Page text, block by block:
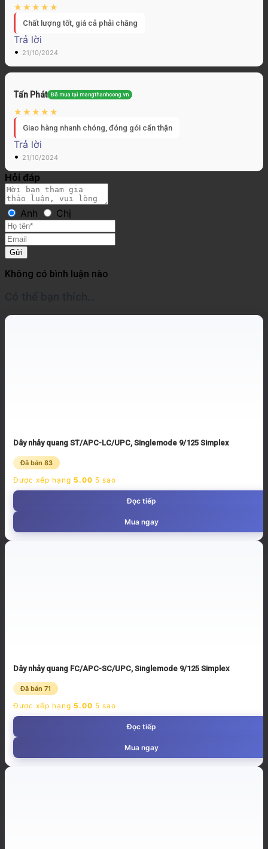
Chất lượng tốt, giá cả phải chăng
Trả lời
• 21/10/2024
Tấn Phát Đã mua tại mangthanhcong.vn
Giao hàng nhanh chóng, đóng gói cẩn thận
Trả lời
• 21/10/2024
Hỏi đáp
Anh Chị
Gửi
Không có bình luận nào
Dây nhảy quang ST/APC-LC/UPC, Singlemode 9/125 Simplex
Đã bán 83
Được xếp hạng 5.00 5 sao
Đọc tiếp
Mua ngay
Dây nhảy quang FC/APC-SC/UPC, Singlemode 9/125 Simplex
Đã bán 71
Được xếp hạng 5.00 5 sao
Đọc tiếp
Mua ngay